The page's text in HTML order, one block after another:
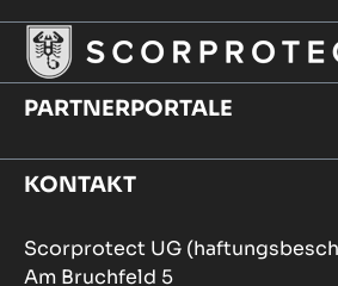
PARTNERPORTALE
KONTAKT
Scorprotect UG
Am Bruchfeld 5